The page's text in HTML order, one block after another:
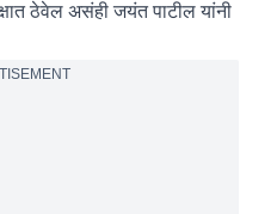
ठेवेल असंही जयंत पाटील यांनी